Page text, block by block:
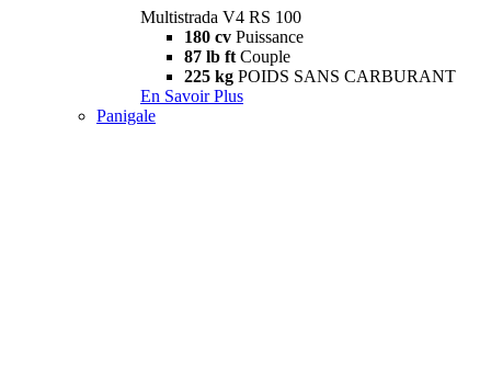
Multistrada V4 RS 100
180 cv Puissance
87 lb ft Couple
225 kg POIDS SANS CARBURANT
En Savoir Plus
Panigale